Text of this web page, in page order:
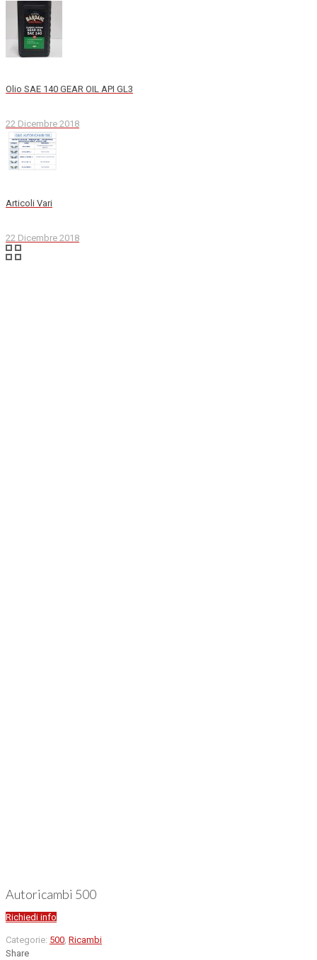
Olio SAE 140 GEAR OIL API GL3
22 Dicembre 2018
Articoli Vari
22 Dicembre 2018
Autoricambi 500
Richiedi info
Categorie: 500 Ricambi
Share